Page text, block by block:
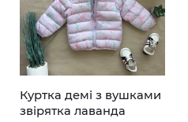
Куртка демі з вушками
звірятка лаванда